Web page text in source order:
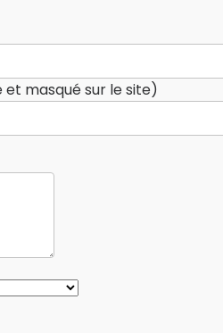
masqué sur le site)